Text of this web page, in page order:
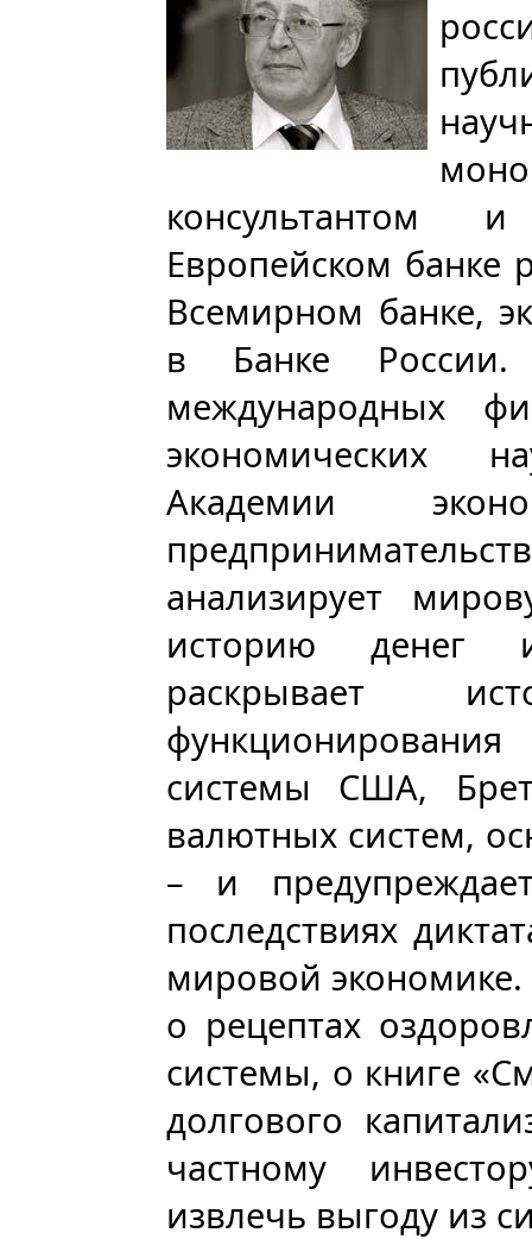
Европейском банке
Всемирном банке,
в Банке
международных
экономических
Академии
анализирует
историю денег
раскрывает
системы США,
валютных систем,
– и
последствиях
мировой
о рецептах
системы, о книге
долгового
частному
извлечь выгоду из